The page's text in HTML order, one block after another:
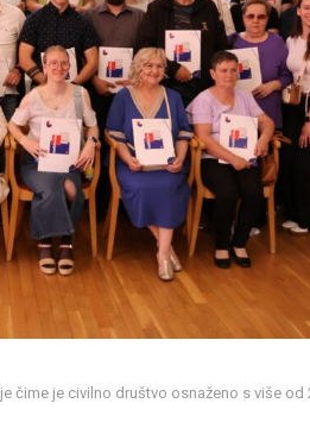
čime je civilno društvo osnaženo s više od